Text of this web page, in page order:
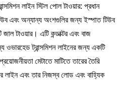
লাইন স্টিল পোল টাওয়ার: প্রধান
এবং অন্যান্য অংশগুলির জন্য ইস্পাত টিউব
জাল টাওয়ার। এটি কন্ডাক্টর এবং বাজ
ওভারহেড ট্রান্সমিশন লাইনের জন্য একটি
মেটাতে মাটিতে তারের তৈরি
লাইন এবং তার নিজস্ব লোড এবং বাহ্যিক